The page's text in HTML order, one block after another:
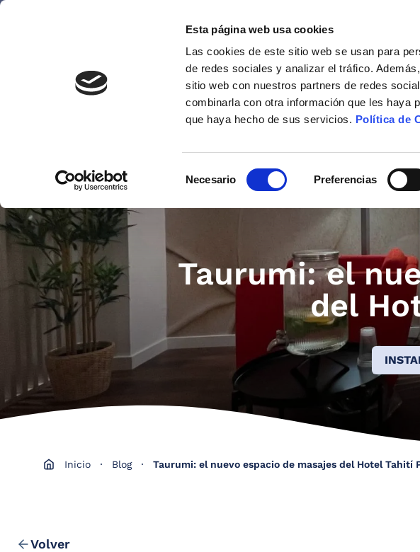
Esta página web usa cookies
Las cookies de este sitio web se usan para
de redes sociales y analizar el tráfico.
sitio web con nuestros partners de redes
combinarla con otra información que les haya
que haya hecho de sus servicios. Política de
Necesario Preferencias
Confirmar
Taurumi: el
del
Inicio Blog Taurumi: el nuevo espacio de masajes del Hotel Tahití
Volver